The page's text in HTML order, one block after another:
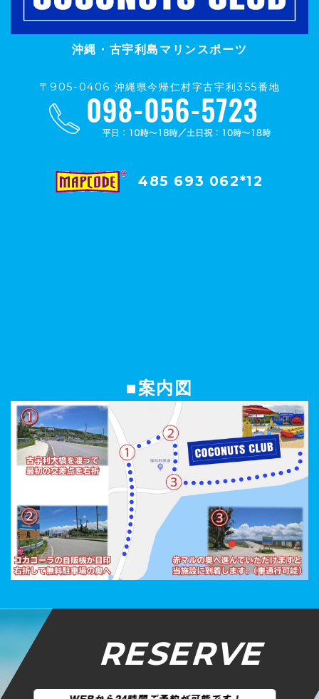
沖縄・古宇利島マリンスポーツ
〒905-0406 沖縄県今帰仁村字古宇利355番地
485 693 062*12
■案内図
RESERVE